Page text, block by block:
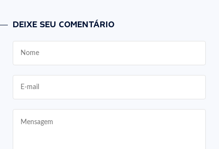
DEIXE SEU COMENTÁRIO